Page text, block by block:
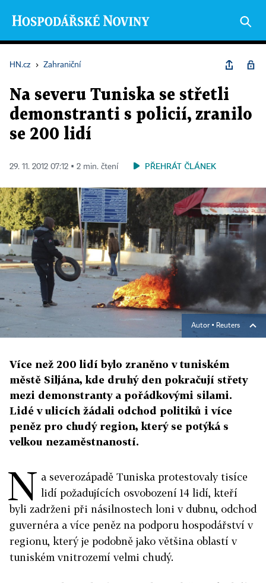
HN.cz › Zahraniční
Na severu Tuniska se střetli
demonstranti s policií, zranilo
se 200 lidí
29. 11. 2012 07:12 ▪ 2 min. čtení PŘEHRÁT ČLÁNEK
Autor ▪ Reuters
Více než 200 lidí bylo zraněno v tuniském
městě Siljána, kde druhý den pokračují střety
mezi demonstranty a pořádkovými silami.
Lidé v ulicích žádali odchod politiků i více
peněz pro chudý region, který se potýká s
velkou nezaměstnaností.
N a severozápadě Tuniska protestovaly tisíce
lidí požadujících osvobození 14 lidí, kteří
byli zadrženi při násilnostech loni v dubnu, odchod
guvernéra a více peněz na podporu hospodářství v
regionu, který je podobně jako většina oblastí v
tuniském vnitrozemí velmi chudý.